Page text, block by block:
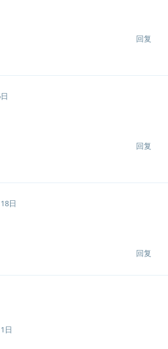
回复
回复
日
回复
日